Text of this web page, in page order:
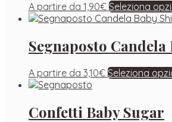
A partire da 1,90€ Seleziona
Segnaposto Candela
A partire da 3,10€ Seleziona
Confetti Baby Sugar